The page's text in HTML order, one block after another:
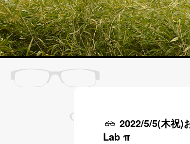
2022/5/5(木祝)
Lab π